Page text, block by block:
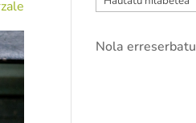
Nola erreserbatu